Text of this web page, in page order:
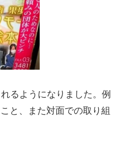
るようになりました。例
と、また対面での取り組